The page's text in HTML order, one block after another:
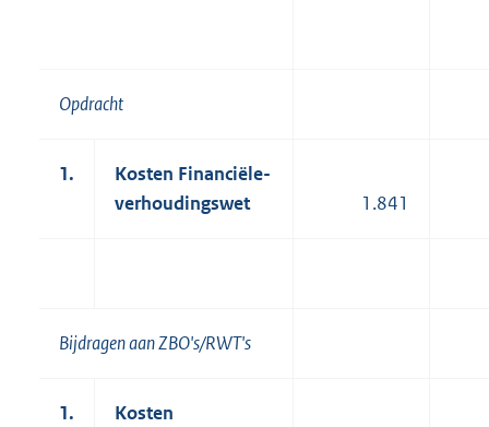
Opdracht
1.
Kosten Financiële-
verhoudingswet
1.841
Bijdragen aan ZBO's/RWT's
1.
Kosten